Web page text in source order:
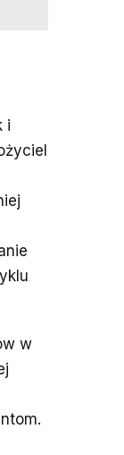
i
w